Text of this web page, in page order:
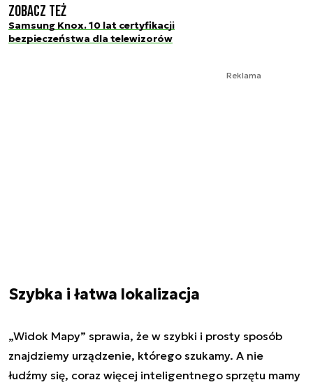
Zobacz też
Samsung Knox. 10 lat certyfikacji
bezpieczeństwa dla telewizorów
Reklama
Szybka i łatwa lokalizacja
„Widok Mapy” sprawia, że w szybki i prosty sposób
znajdziemy urządzenie, którego szukamy. A nie
łudźmy się, coraz więcej inteligentnego sprzętu mamy